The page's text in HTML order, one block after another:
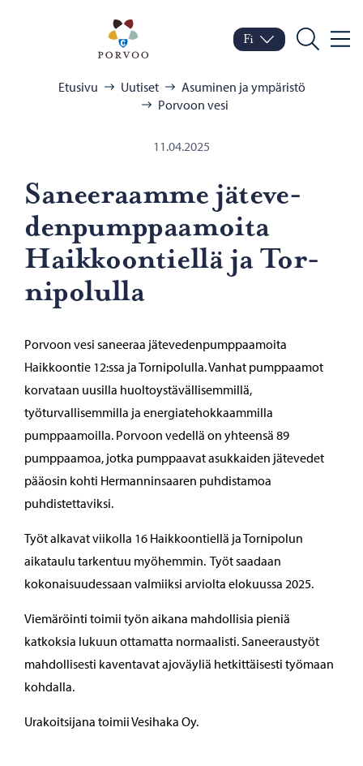
Porvoo – Siirry
Vaihda kieltä
Nykyinen kieli: Suomi
Fi
Hae
Etusivu Uutiset
Asuminen ja ympäristö
Porvoon vesi
11.04.2025
Sa­nee­raam­me jä­te­ve­
den­pump­paa­moi­ta
Haik­koon­tiel­lä ja Tor­
ni­po­lul­la
Porvoon vesi saneeraa jätevedenpumppaamoita
Haikkoontie 12:ssa ja Tornipolulla. Vanhat pumppaamot
korvataan uusilla huoltoystävällisemmillä,
työturvallisemmilla ja energiatehokkaammilla
pumppaamoilla. Porvoon vedellä on yhteensä 89
pumppaamoa, jotka pumppaavat asukkaiden jätevedet
pääosin kohti Hermanninsaaren puhdistamoa
puhdistettaviksi.
Työt alkavat viikolla 16 Haikkoontiellä ja Tornipolun
aikataulu tarkentuu myöhemmin. Työt saadaan
kokonaisuudessaan valmiiksi arviolta elokuussa 2025.
Viemäröinti toimii työn aikana mahdollisia pieniä
katkoksia lukuun ottamatta normaalisti. Saneeraustyöt
mahdollisesti kaventavat ajoväyliä hetkittäisesti työmaan
kohdalla.
Urakoitsijana toimii Vesihaka Oy.